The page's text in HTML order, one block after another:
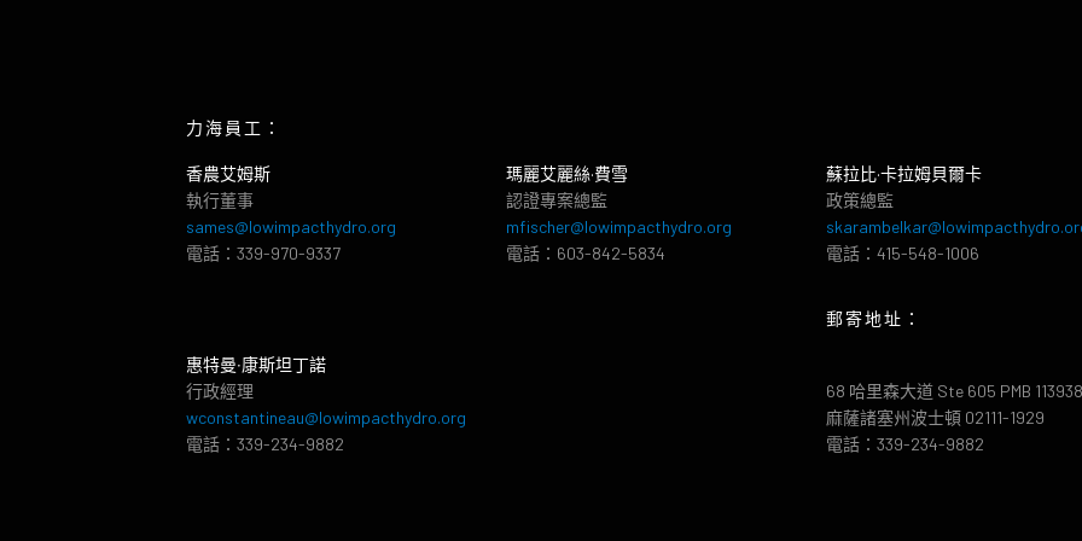
力海員工：
香農艾姆斯
執行董事
sames@lowimpacthydro.org
電話：339-970-9337
惠特曼‧康斯坦丁諾
行政經理
wconstantineau@lowimpacthydro.org
電話：339-234-9882
瑪麗艾麗絲·費雪
認證專案總監
mfischer@lowimpacthydro.org
電話：603-842-5834
蘇拉比·卡拉姆貝爾卡
政策總監
電話：415-548-1006
郵寄地址：
68 哈里森大道 Ste 605 PMB 113938
麻薩諸塞州波士頓 02111-1929
電話：339-234-9882